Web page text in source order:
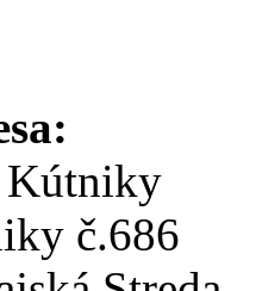
Kútniky
č.686